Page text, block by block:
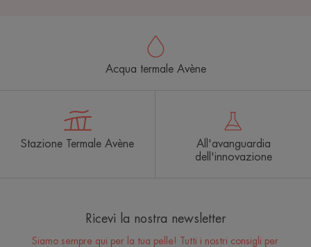
Acqua termale Avène
Stazione Termale Avène
All'avanguardia
dell'innovazione
Ricevi la nostra newsletter
Siamo sempre qui per la tua pelle! Tutti i nostri consigli per